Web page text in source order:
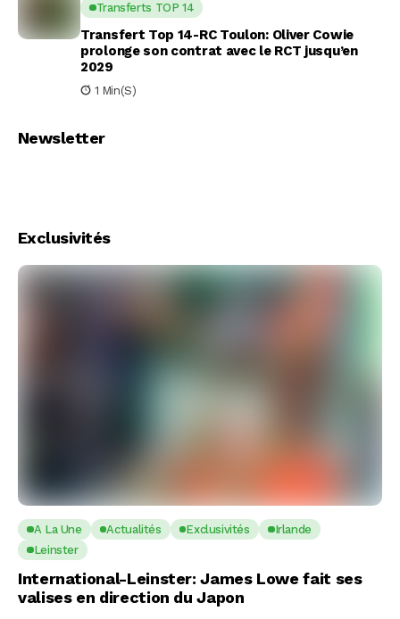
Transferts TOP 14
Transfert Top 14-RC Toulon: Oliver Cowie
prolonge son contrat avec le RCT jusqu’en
2029
1 Min(s)
Newsletter
Exclusivités
A La Une Actualités Exclusivités
Irlande
Leinster
International-Leinster: James Lowe fait ses
valises en direction du Japon